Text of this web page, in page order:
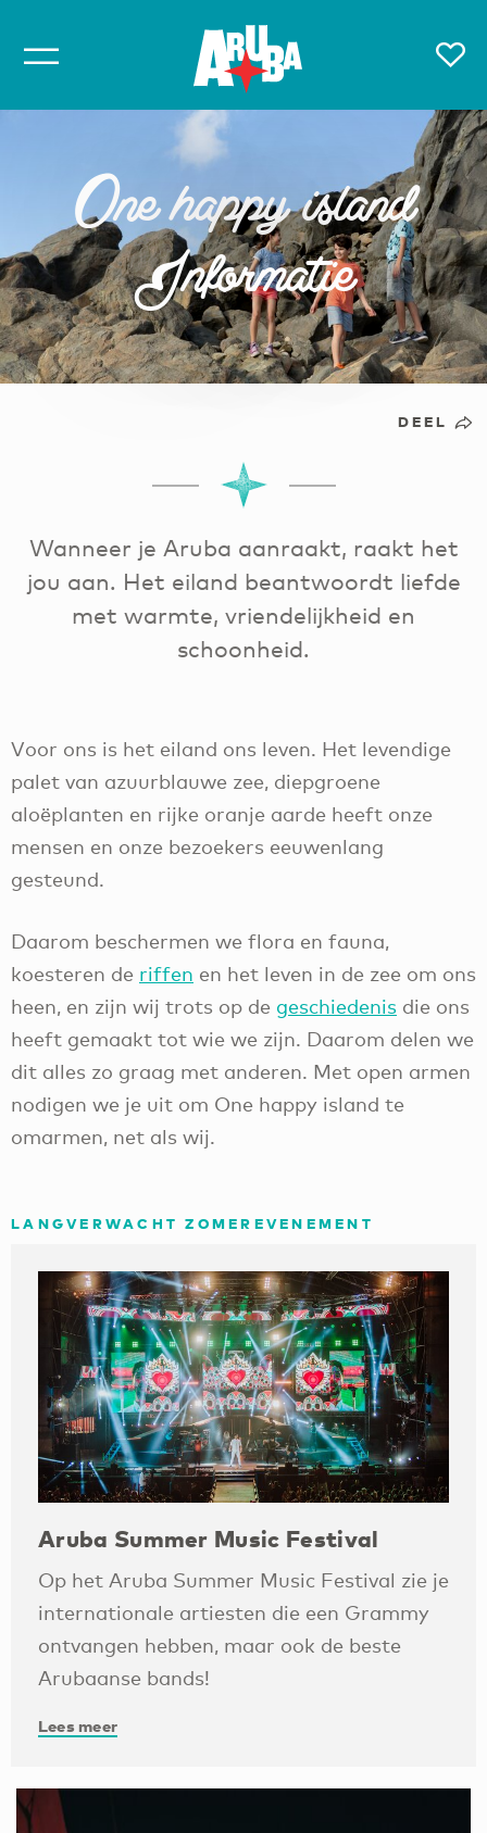
One happy island
Informatie
DEEL
Wanneer je Aruba aanraakt, raakt het
jou aan. Het eiland beantwoordt liefde
met warmte, vriendelijkheid en
schoonheid.
Voor ons is het eiland ons leven. Het levendige
palet van azuurblauwe zee, diepgroene
aloëplanten en rijke oranje aarde heeft onze
mensen en onze bezoekers eeuwenlang
gesteund.
Daarom beschermen we flora en fauna,
koesteren de riffen en het leven in de zee om ons
heen, en zijn wij trots op de geschiedenis die ons
heeft gemaakt tot wie we zijn. Daarom delen we
dit alles zo graag met anderen. Met open armen
nodigen we je uit om One happy island te
omarmen, net als wij.
LANGVERWACHT ZOMEREVENEMENT
Aruba Summer Music Festival
Op het Aruba Summer Music Festival zie je
internationale artiesten die een Grammy
ontvangen hebben, maar ook de beste
Arubaanse bands!
Lees meer